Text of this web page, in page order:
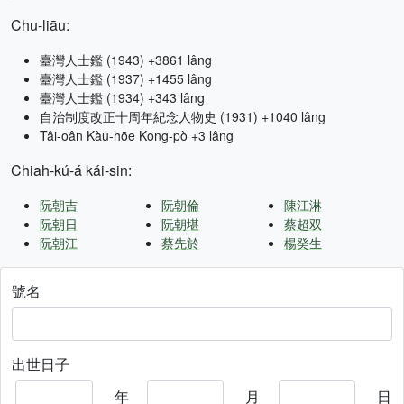
Chu-liāu:
臺灣人士鑑 (1943) +3861 lâng
臺灣人士鑑 (1937) +1455 lâng
臺灣人士鑑 (1934) +343 lâng
自治制度改正十周年紀念人物史 (1931) +1040 lâng
Tâi-oân Kàu-hōe Kong-pò +3 lâng
Chiah-kú-á kái-sin:
阮朝吉
阮朝日
阮朝江
阮朝倫
阮朝堪
蔡先於
陳江淋
蔡超双
楊癸生
號名
出世日子
年
月
日